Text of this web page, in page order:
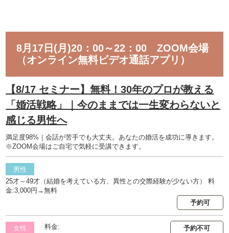
8月17日(月)20：00～22：00 ZOOM会場
（オンライン無料ビデオ通話アプリ）
【8/17 セミナー】無料！30年のプロが教える
「婚活戦略」｜今のままでは一生変わらないと
感じる男性へ
満足度98%｜会話が苦手でも大丈夫。あなたの婚活を成功に導きます。
※ZOOM会場はご自宅で気軽に受講できます。
男性
25才～49才（結婚を考えている方、異性との交際経験が少ない方） 料
金:3,000円→無料
予約可
女性 料金: 予約不可